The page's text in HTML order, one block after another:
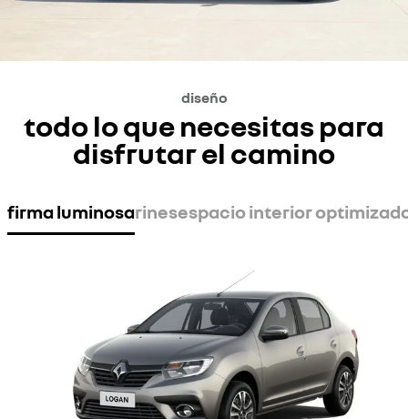
diseño
todo lo que necesitas para
disfrutar el camino
firma luminosarinesespacio interior